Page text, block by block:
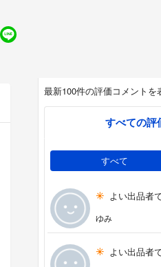
最新100件の評価コメントを
すべての評
すべて
よい出品者
ゆみ
よい出品者